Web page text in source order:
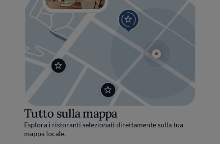
Tutto sulla mappa
Esplora i ristoranti selezionati direttamente sulla tua
mappa locale.